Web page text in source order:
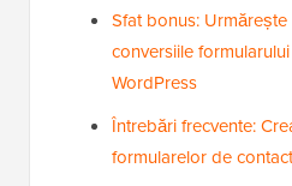
Sfat bonus:
conversiile
WordPress
Întrebări frecvente:
formularelor de